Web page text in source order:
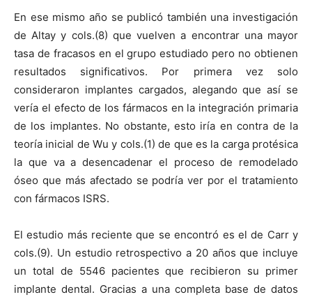
En ese mismo año se publicó también una investigación
de Altay y cols.(8) que vuelven a encontrar una mayor
tasa de fracasos en el grupo estudiado pero no obtienen
resultados significativos. Por primera vez solo
consideraron implantes cargados, alegando que así se
vería el efecto de los fármacos en la integración primaria
de los implantes. No obstante, esto iría en contra de la
teoría inicial de Wu y cols.(1) de que es la carga protésica
la que va a desencadenar el proceso de remodelado
óseo que más afectado se podría ver por el tratamiento
con fármacos ISRS.
El estudio más reciente que se encontró es el de Carr y
cols.(9). Un estudio retrospectivo a 20 años que incluye
un total de 5546 pacientes que recibieron su primer
implante dental. Gracias a una completa base de datos